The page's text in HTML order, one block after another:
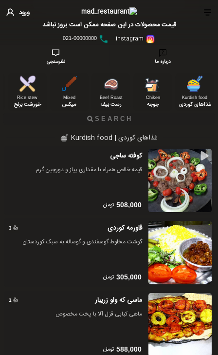
ورود
قیمت محصولات در این صفحه ممکن است بروز نباشد
021-00000000
درباره ما نظرسنجی
Kurdish food
غذاهای کوردی
Chiken
جوجه
Beef Roast
رست بیف
Mixed
میکس
Rice stew
خورشت برنج
غذاهای کوردی | Kurdish food
کوفته ساجی
قیمه خالص همراه با مقداری پیاز و دورچین گرم
508,000 تومان
👍
3 قاورمه کوردی
گوشت مخلوط گوسفندی و گوساله به سبک کوردستان
305,000 تومان
👍
1 ماسی که واو زریبار
ماهی کبابی قزل آلا با پخت مخصوص
588,000 تومان